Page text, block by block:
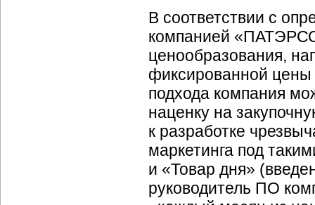
В соответствии с
компанией
ценообразования,
фиксированной цены
подхода компания
наценку на
к разработке
маркетинга под
и «Товар дня»
руководитель ПО